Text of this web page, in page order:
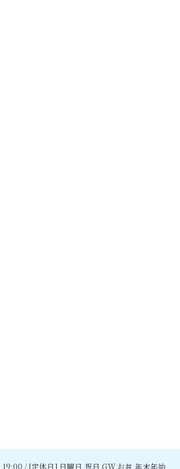
/ [定休日] 日曜日 祝日 GW お盆 年末年始